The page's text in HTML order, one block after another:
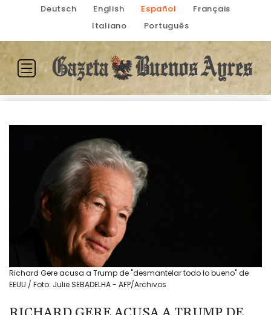
Deutsch English Español
Français
Italiano
Português
Richard Gere acusa a Trump de "desmantelar todo lo bueno" de
EEUU / Foto: Julie SEBADELHA - AFP/Archivos